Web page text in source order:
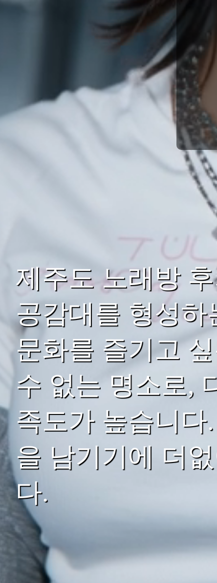
제주도 노래방
공감대를 형성하
문화를 즐기고
수 없는 명소로,
족도가 높습니
을 남기기에 더
다.